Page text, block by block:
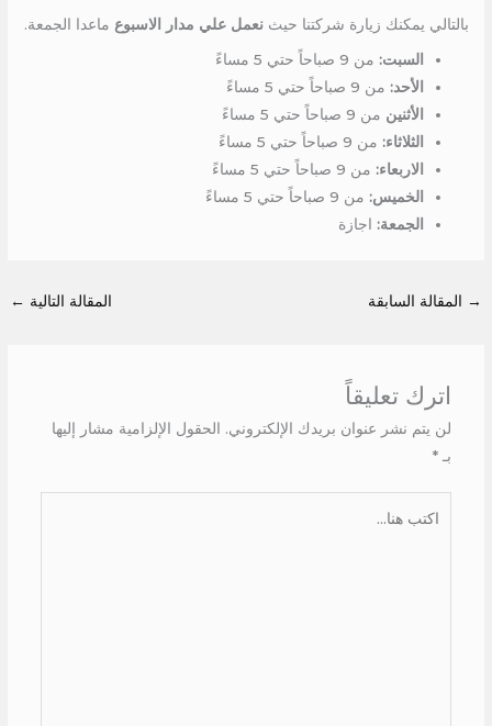
بالتالي يمكنك زيارة شركتنا حيثنعمل علي مدار الاسبوع ماعدا الجمعة.
السبت: من 9 صباحاً حتي 5 مساءً
الأحد: من 9 صباحاً حتي 5 مساءً
الأثنين من 9 صباحاً حتي 5 مساءً
الثلاثاء: من 9 صباحاً حتي 5 مساءً
الاربعاء: من 9 صباحاً حتي 5 مساءً
الخميس: من 9 صباحاً حتي 5 مساءً
الجمعة: اجازة
→ المقالة السابقة المقالة التالية ←
اترك تعليقاً
لن يتم نشر عنوان بريدك الإلكتروني. الحقول الإلزامية مشار إليها
بـ *